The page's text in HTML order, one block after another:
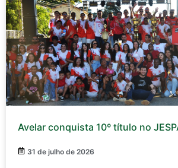
Avelar conquista 10º título no
31 de julho de 2026